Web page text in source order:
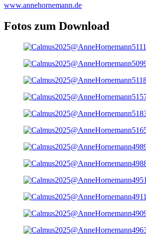
www.annehornemann.de
Fotos zum Download